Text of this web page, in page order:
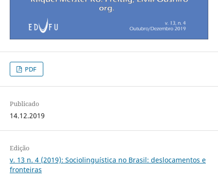
PDF
Publicado
14.12.2019
Edição
v. 13 n. 4 (2019): Sociolinguística no Brasil: deslocamentos e
fronteiras